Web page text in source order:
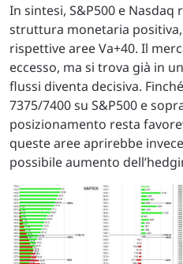
In sintesi, S&P500 e
struttura monetaria
rispettive aree Va+40. Il
eccesso, ma si trova già in
flussi diventa decisiva.
7375/7400 su S&P500 e
posizionamento resta
queste aree aprirebbe
possibile aumento